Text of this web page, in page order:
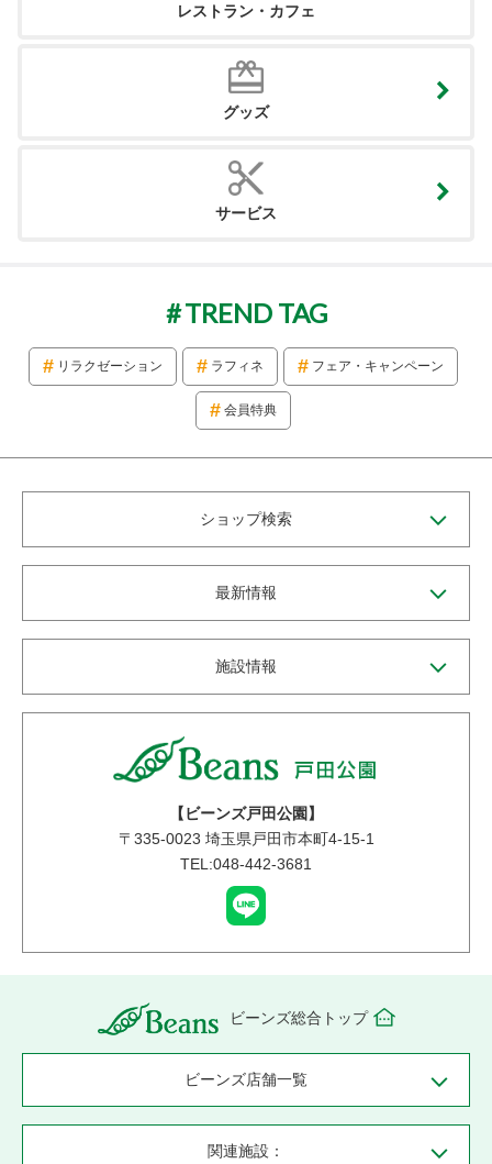
レストラン・カフェ
グッズ
サービス
TREND TAG
リラクゼーション ラフィネ フェア・キャンペーン
会員特典
ショップ検索
最新情報
施設情報
【ビーンズ戸田公園】
〒 335-0023 埼玉県戸田市本町4-15-1
TEL:048-442-3681
ビーンズ総合トップ
ビーンズ店舗一覧
関連施設：